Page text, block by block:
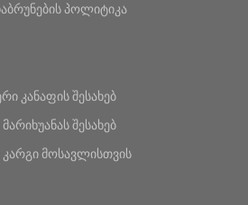
პოლიტიკა
კანაფის შესახებ
შესახებ
მოსავლისთვის